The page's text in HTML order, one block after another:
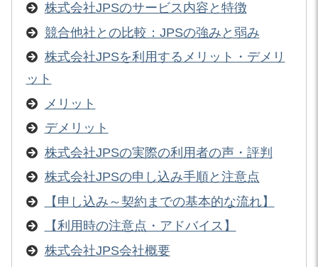
株式会社JPSのサービス内容と特徴
競合他社との比較：JPSの強みと弱み
株式会社JPSを利用するメリット・デメリ
ット
メリット
デメリット
株式会社JPSの実際の利用者の声・評判
株式会社JPSの申し込み手順と注意点
【申し込み～契約までの基本的な流れ】
【利用時の注意点・アドバイス】
株式会社JPS会社概要